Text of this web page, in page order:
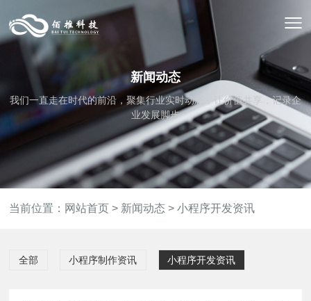
新闻动态
我们一直走在时代的前沿，聚集行业实时动态，让价值共享，记录企
业发展脚步
当前位置： 网站首页 > 新闻动态 >小程序开发资讯
全部 小程序制作资讯 小程序开发资讯